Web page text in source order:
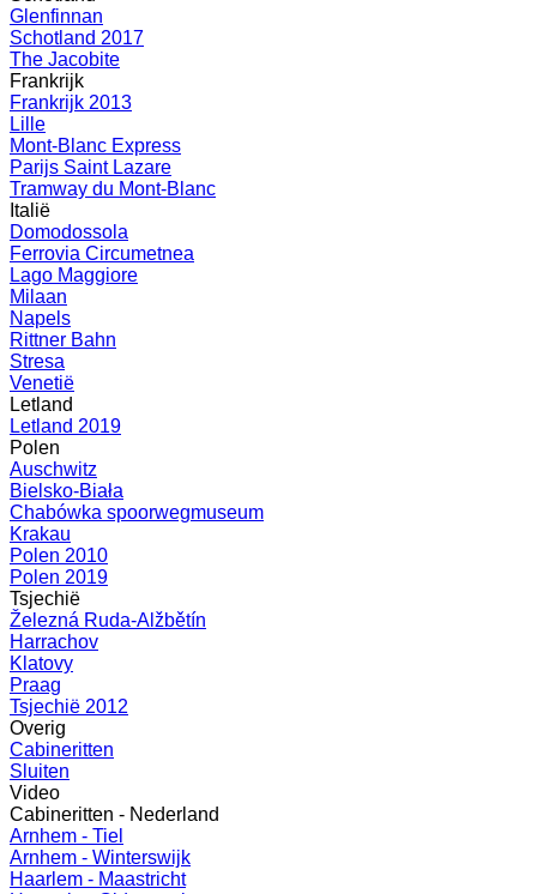
Glenfinnan
Schotland 2017
The Jacobite
Frankrijk
Frankrijk 2013
Lille
Mont-Blanc Express
Parijs Saint Lazare
Tramway du Mont-Blanc
Italië
Domodossola
Ferrovia Circumetnea
Lago Maggiore
Milaan
Napels
Rittner Bahn
Stresa
Venetië
Letland
Letland 2019
Polen
Auschwitz
Bielsko-Biała
Chabówka spoorwegmuseum
Krakau
Polen 2010
Polen 2019
Tsjechië
Železná Ruda-Alžbětín
Harrachov
Klatovy
Praag
Tsjechië 2012
Overig
Cabineritten
Sluiten
Video
Cabineritten - Nederland
Arnhem - Tiel
Arnhem - Winterswijk
Haarlem - Maastricht